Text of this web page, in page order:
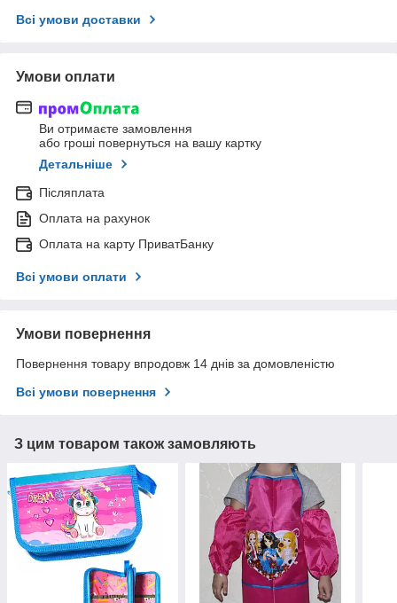
Всі умови доставки
Умови оплати
Ви отримаєте замовлення
або гроші повернуться на вашу картку
Детальніше
Післяплата
Оплата на рахунок
Оплата на карту ПриватБанку
Всі умови оплати
Умови повернення
Повернення товару впродовж 14 днів за домовленістю
Всі умови повернення
З цим товаром також замовляють